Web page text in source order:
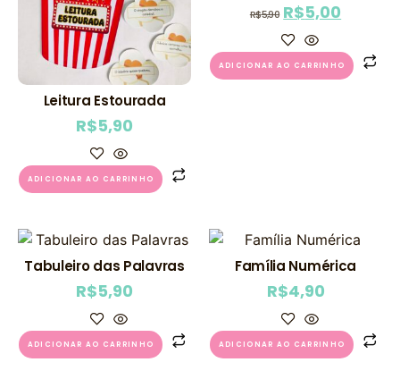
Leitura Estourada
R$5,90
ADICIONAR AO CARRINHO
R$5,90 R$5,00
ADICIONAR AO CARRINHO
Tabuleiro das Palavras
R$5,90
ADICIONAR AO CARRINHO
Família Numérica
R$4,90
ADICIONAR AO CARRINHO